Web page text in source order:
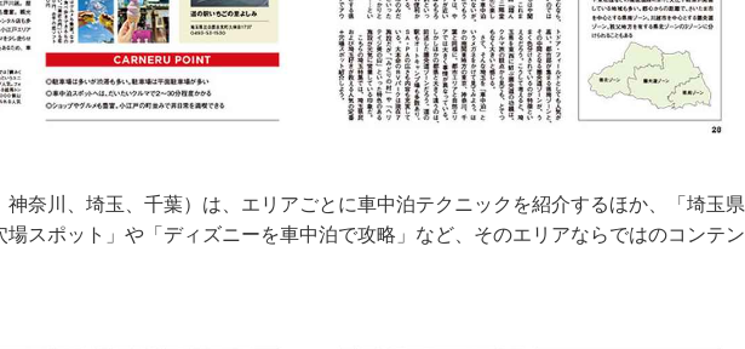
神奈川、埼玉、千葉）は、エリアごとに車中泊テクニックを紹介するほか、「埼玉県
場スポット」や「ディズニーを車中泊で攻略」など、そのエリアならではのコンテン